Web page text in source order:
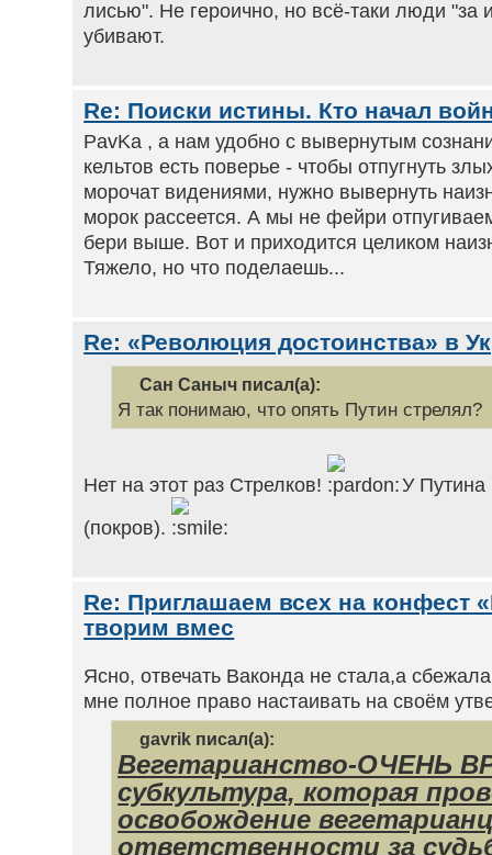
лисью". Не героично, но всё-таки люди "за
убивают.
Re: Поиски истины. Кто начал
PavKa , а нам удобно с вывернутым
кельтов есть поверье - чтобы отпугнуть
морочат видениями, нужно вывернуть
морок рассеется. А мы не фейри
бери выше. Вот и приходится целиком
Тяжело, но что поделаешь...
Re: «Революция достоинства» в
Сан Саныч писал(а):
Я так понимаю, что опять Путин стрелял?
Нет на этот раз Стрелков!
У Путина
(покров).
Re: Приглашаем всех на конфест
творим вмес
Ясно, отвечать Ваконда не стала,а
мне полное право настаивать на своём
gavrik писал(а):
Вегетарианство-ОЧЕНЬ
субкультура, которая
освобождение
ответственности за